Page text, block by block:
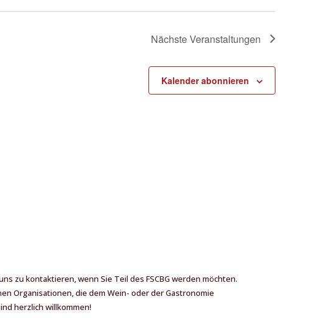
NächsteVeranstaltungen
Kalender abonnieren
zu kontaktieren, wenn Sie Teil des FSCBG werden möchten.
Organisationen, die dem Wein- oder der Gastronomie
herzlich willkommen!